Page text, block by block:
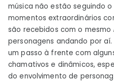
música não estão seguindo
momentos extraordinários
são recebidos com o mesmo
personagens andando por
um passo à frente com
chamativos e dinâmicos,
do envolvimento de